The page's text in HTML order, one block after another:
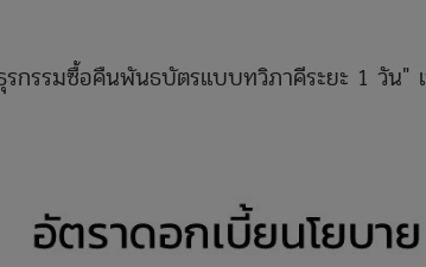
กรรมซื้อคืนพันธบัตรแบบทวิภาคีระยะ 1 วัน"